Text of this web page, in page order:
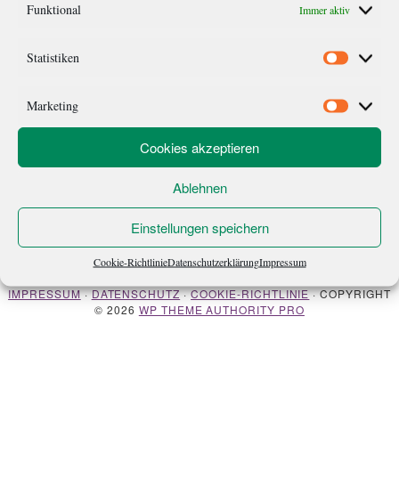
Funktional Immer aktiv
Statistiken
Marketing
Cookies akzeptieren
Ablehnen
Einstellungen speichern
Cookie-RichtlinieDatenschutzerklärungImpressum
für dieses Jahr 2015 zu sein. Viele Themen, viele Projekte,
hinsetzen und machen – oder aufstehen […]
ÜBER MICH NEWSLETTER
IMPRESSUM·DATENSCHUTZ·COOKIE-RICHTLINIE· COPYRIGHT
© 2026 WP THEME AUTHORITY PRO